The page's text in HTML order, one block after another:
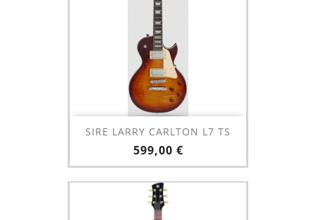
SIRE LARRY CARLTON L7 TS
Prix
599,00 €